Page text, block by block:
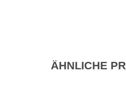
ÄHNLICHE